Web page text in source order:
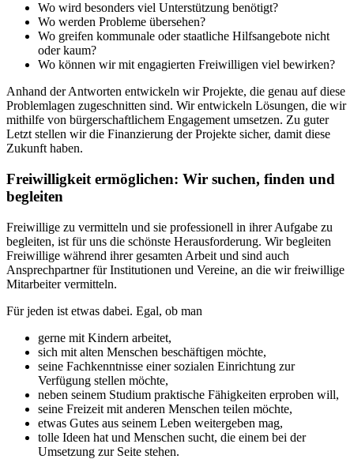
Wo wird besonders viel Unterstützung benötigt?
Wo werden Probleme übersehen?
Wo greifen kommunale oder staatliche Hilfsangebote nicht
oder kaum?
Wo können wir mit engagierten Freiwilligen viel bewirken?
Anhand der Antworten entwickeln wir Projekte, die genau auf diese
Problemlagen zugeschnitten sind. Wir entwickeln Lösungen, die wir
mithilfe von bürgerschaftlichem Engagement umsetzen. Zu guter
Letzt stellen wir die Finanzierung der Projekte sicher, damit diese
Zukunft haben.
Freiwilligkeit ermöglichen: Wir suchen, finden und
begleiten
Freiwillige zu vermitteln und sie professionell in ihrer Aufgabe zu
begleiten, ist für uns die schönste Herausforderung. Wir begleiten
Freiwillige während ihrer gesamten Arbeit und sind auch
Ansprechpartner für Institutionen und Vereine, an die wir freiwillige
Mitarbeiter vermitteln.
Für jeden ist etwas dabei. Egal, ob man
gerne mit Kindern arbeitet,
sich mit alten Menschen beschäftigen möchte,
seine Fachkenntnisse einer sozialen Einrichtung zur
Verfügung stellen möchte,
neben seinem Studium praktische Fähigkeiten erproben will,
seine Freizeit mit anderen Menschen teilen möchte,
etwas Gutes aus seinem Leben weitergeben mag,
tolle Ideen hat und Menschen sucht, die einem bei der
Umsetzung zur Seite stehen.